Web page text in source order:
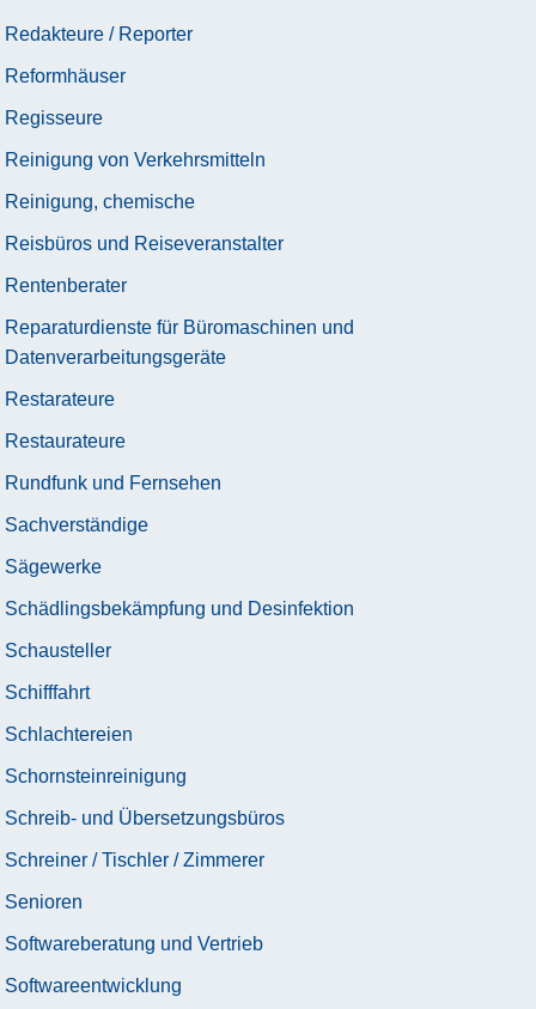
Redakteure / Reporter
Reformhäuser
Regisseure
Reinigung von Verkehrsmitteln
Reinigung, chemische
Reisbüros und Reiseveranstalter
Rentenberater
Reparaturdienste für Büromaschinen und
Datenverarbeitungsgeräte
Restarateure
Restaurateure
Rundfunk und Fernsehen
Sachverständige
Sägewerke
Schädlingsbekämpfung und Desinfektion
Schausteller
Schifffahrt
Schlachtereien
Schornsteinreinigung
Schreib- und Übersetzungsbüros
Schreiner / Tischler / Zimmerer
Senioren
Softwareberatung und Vertrieb
Softwareentwicklung